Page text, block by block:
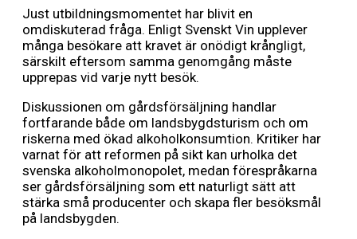
Just utbildningsmomentet har blivit en
omdiskuterad fråga. Enligt Svenskt Vin upplever
många besökare att kravet är onödigt krångligt,
särskilt eftersom samma genomgång måste
upprepas vid varje nytt besök.
Diskussionen om gårdsförsäljning handlar
fortfarande både om landsbygdsturism och om
riskerna med ökad alkoholkonsumtion. Kritiker har
varnat för att reformen på sikt kan urholka det
svenska alkoholmonopolet, medan förespråkarna
ser gårdsförsäljning som ett naturligt sätt att
stärka små producenter och skapa fler besöksmål
på landsbygden.